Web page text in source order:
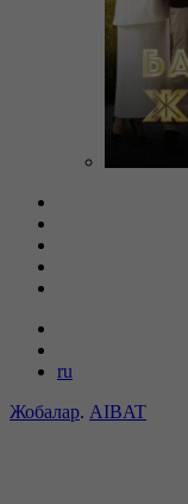
ru
Жобалар. AIBAT